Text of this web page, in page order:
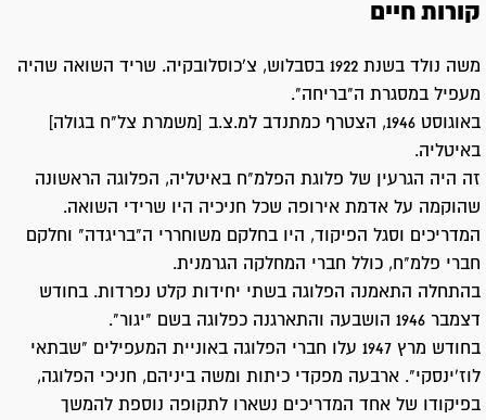
קורות חיים
משה נולד בשנת 1922 בסבלוש, צ'כוסלובקיה. שריד השואה שהיה
מעפיל במסגרת ה"בריחה".
באוגוסט 1946, הצטרף כמתנדב למ.צ.ב [משמרת צל"ח בגולה]
באיטליה.
זה היה הגרעין של פלוגת הפלמ"ח באיטליה, הפלוגה הראשונה
שהוקמה על אדמת אירופה שכל חניכיה היו שרידי השואה.
המדריכים וסגל הפיקוד, היו בחלקם משוחררי ה"בריגדה" וחלקם
חברי פלמ"ח, כולל חברי המחלקה הגרמנית.
בהתחלה התאמנה הפלוגה בשתי יחידות קלט נפרדות. בחודש
דצמבר 1946 הושבעה והתארגנה כפלוגה בשם "יגור".
בחודש מרץ 1947 עלו חברי הפלוגה באוניית המעפילים "שבתאי
לוז'ינסקי". ארבעה מפקדי כיתות ומשה ביניהם, חניכי הפלוגה,
בפיקודו של אחד המדריכים נשארו לתקופה נוספת להמשך